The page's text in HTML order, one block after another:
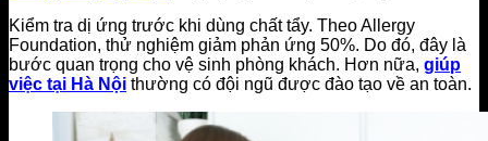
Kiểm tra dị ứng trước khi dùng chất tẩy. Theo Allergy
Foundation, thử nghiệm giảm phản ứng 50%. Do đó, đây là
bước quan trọng cho vệ sinh phòng khách. Hơn nữa, giúp
việc tại Hà Nội thường có đội ngũ được đào tạo về an toàn.